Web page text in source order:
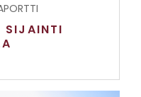
SIJAINTI